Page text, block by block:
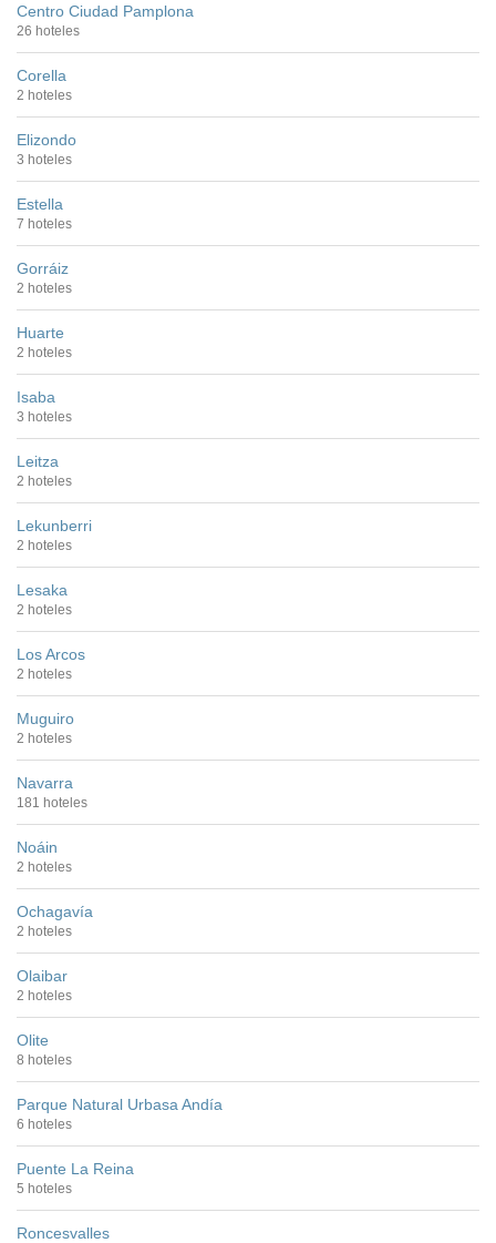
Centro Ciudad Pamplona
26 hoteles
Corella
2 hoteles
Elizondo
3 hoteles
Estella
7 hoteles
Gorráiz
2 hoteles
Huarte
2 hoteles
Isaba
3 hoteles
Leitza
2 hoteles
Lekunberri
2 hoteles
Lesaka
2 hoteles
Los Arcos
2 hoteles
Muguiro
2 hoteles
Navarra
181 hoteles
Noáin
2 hoteles
Ochagavía
2 hoteles
Olaibar
2 hoteles
Olite
8 hoteles
Parque Natural Urbasa Andía
6 hoteles
Puente La Reina
5 hoteles
Roncesvalles